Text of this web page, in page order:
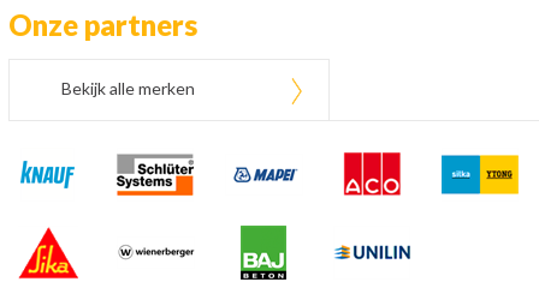
Onze partners
Bekijk alle merken